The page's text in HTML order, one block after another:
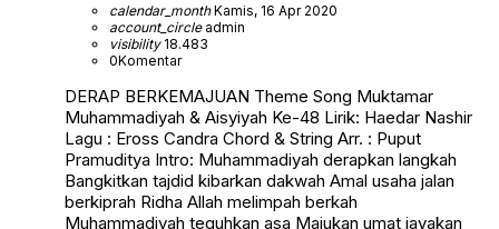
calendar_monthKamis, 16 Apr 2020
account_circleadmin
visibility18.483
0Komentar
DERAP BERKEMAJUAN Theme Song Muktamar
Muhammadiyah & Aisyiyah Ke-48 Lirik: Haedar Nashir
Lagu : Eross Candra Chord & String Arr. : Puput
Pramuditya Intro: Muhammadiyah derapkan langkah
Bangkitkan tajdid kibarkan dakwah Amal usaha jalan
berkiprah Ridha Allah melimpah berkah
Muhammadiyah teguhkan asa Majukan umat jayakan